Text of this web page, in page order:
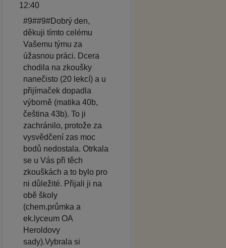
12:40
#9##9#Dobrý den,
děkuji tímto celému
Vašemu týmu za
úžasnou práci. Dcera
chodila na zkoušky
nanečisto (20 lekcí) a u
přijímaček dopadla
výborně (matika 40b,
čeština 43b). To ji
zachránilo, protože za
vysvědčení zas moc
bodů nedostala. Otrkala
se u Vás při těch
zkouškách a to bylo pro
ni důležité. Přijali ji na
obě školy
(chem.průmka a
ek.lyceum OA
Heroldovy
sady).Vybrala si